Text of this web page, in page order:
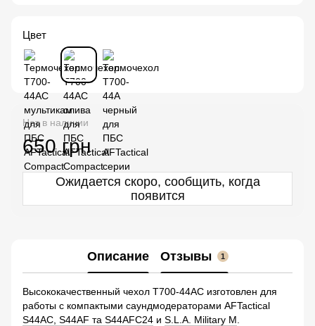
Цвет
Нет в наличии
650 грн
Ожидается скоро, сообщить, когда
появится
Описание Отзывы 1
Высококачественный чехол Т700-44AC изготовлен для
работы с компактыми саундмодераторами AFTactical
S44AC, S44AF та S44AFC24 и S.L.A. Military M